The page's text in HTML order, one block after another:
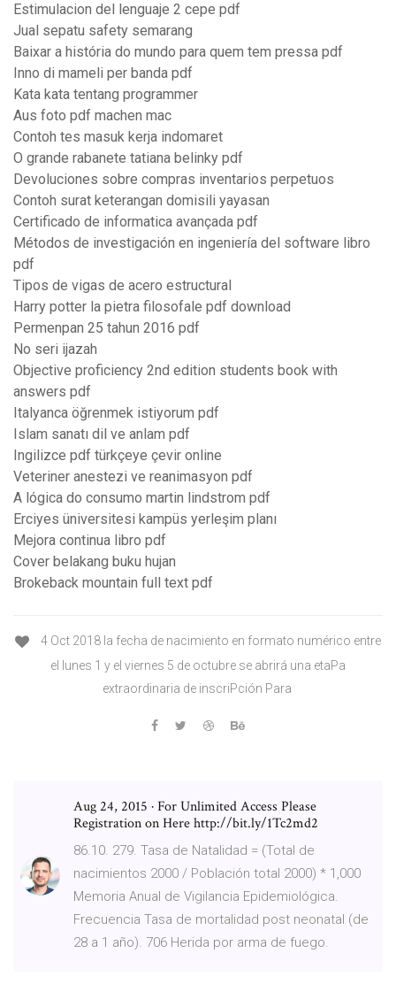
Estimulacion del lenguaje 2 cepe pdf
Jual sepatu safety semarang
Baixar a história do mundo para quem tem pressa pdf
Inno di mameli per banda pdf
Kata kata tentang programmer
Aus foto pdf machen mac
Contoh tes masuk kerja indomaret
O grande rabanete tatiana belinky pdf
Devoluciones sobre compras inventarios perpetuos
Contoh surat keterangan domisili yayasan
Certificado de informatica avançada pdf
Métodos de investigación en ingeniería del software libro
pdf
Tipos de vigas de acero estructural
Harry potter la pietra filosofale pdf download
Permenpan 25 tahun 2016 pdf
No seri ijazah
Objective proficiency 2nd edition students book with
answers pdf
Italyanca öğrenmek istiyorum pdf
Islam sanatı dil ve anlam pdf
Ingilizce pdf türkçeye çevir online
Veteriner anestezi ve reanimasyon pdf
A lógica do consumo martin lindstrom pdf
Erciyes üniversitesi kampüs yerleşim planı
Mejora continua libro pdf
Cover belakang buku hujan
Brokeback mountain full text pdf
4 Oct 2018 la fecha de nacimiento en formato numérico entre
el lunes 1 y el viernes 5 de octubre se abrirá una etaPa
extraordinaria de inscriPción Para
Aug 24, 2015 · For Unlimited Access Please
Registration on Here http://bit.ly/1Tc2md2
86.10. 279. Tasa de Natalidad = (Total de
nacimientos 2000 / Población total 2000) * 1,000
Memoria Anual de Vigilancia Epidemiológica.
Frecuencia Tasa de mortalidad post neonatal (de
28 a 1 año). 706 Herida por arma de fuego.